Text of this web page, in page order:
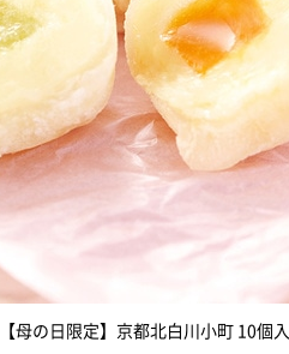
の日限定】京都北白川小町 10個入